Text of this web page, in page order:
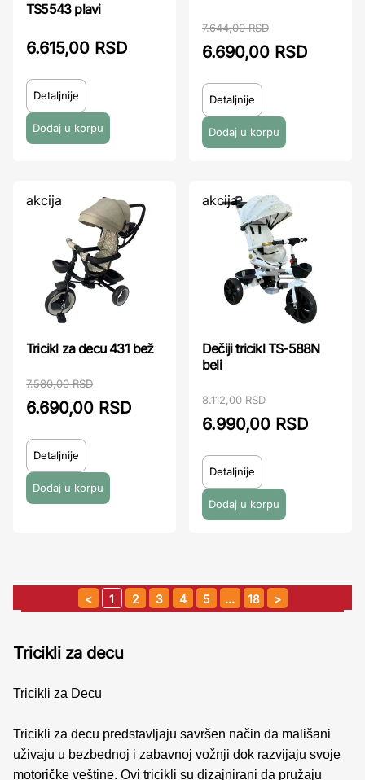
TS5543 plavi
6.615,00 RSD
Detaljnije
7.644,00 RSD
6.690,00 RSD
Detaljnije
akcija
Tricikl za decu 431 bež
7.580,00 RSD
6.690,00 RSD
Detaljnije
akcija
Dečiji tricikl TS-588N
beli
8.112,00 RSD
6.990,00 RSD
Detaljnije
1 2 3 4 5 … 18
Tricikli za decu
Tricikli za Decu
Tricikli za decu predstavljaju savršen način da mališani
uživaju u bezbednoj i zabavnoj vožnji dok razvijaju svoje
motoričke veštine. Ovi tricikli su dizajnirani da pružaju